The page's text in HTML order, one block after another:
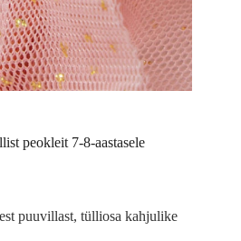
peokleit 7-8-aastasele
puuvillast, tülliosa kahjulike